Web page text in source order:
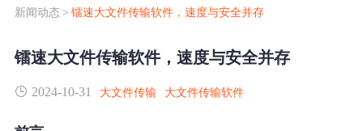
FTP替代升级
SDK传输应用集成
跨国数据传输
案例
新闻动态
生态合作
新闻动态 > 镭速大文件传输软件，速度与安全并存
镭速大文件传输软件，速度与安全并存
2024-10-31 大文件传输 大文件传输软件